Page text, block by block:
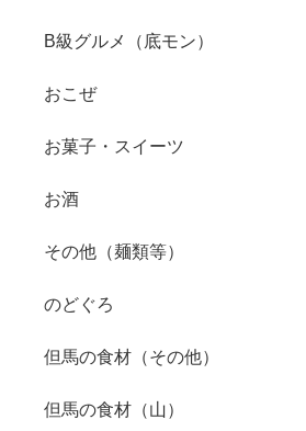
B級グルメ（底モン）
おこぜ
お菓子・スイーツ
お酒
その他（麺類等）
のどぐろ
但馬の食材（その他）
但馬の食材（山）